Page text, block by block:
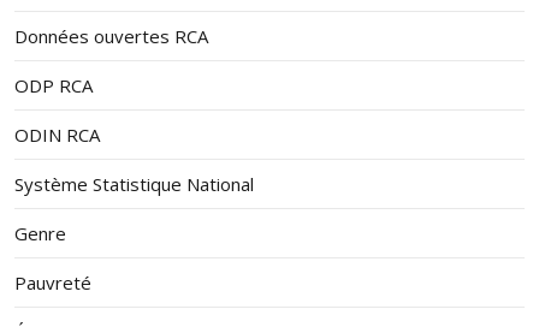
Données ouvertes RCA
ODP RCA
ODIN RCA
Système Statistique National
Genre
Pauvreté